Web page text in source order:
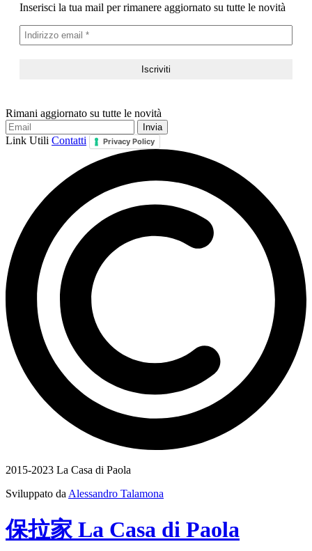
Inserisci la tua mail per rimanere aggiornato su tutte le novità
Rimani aggiornato su tutte le novità
Link Utili Contatti Privacy Policy
2015-2023 La Casa di Paola
Sviluppato da Alessandro Talamona
保拉家 La Casa di Paola